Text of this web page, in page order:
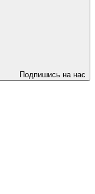
Подпишись на нас